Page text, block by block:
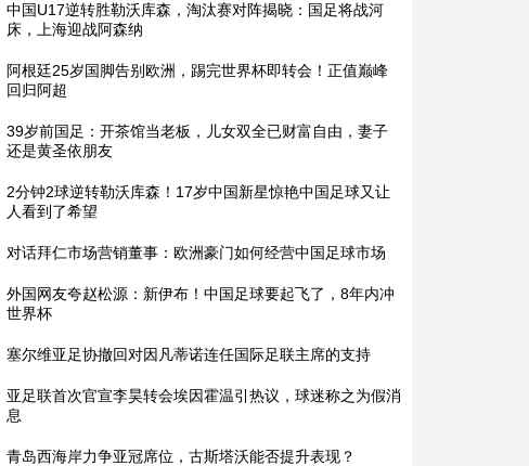
中国U17逆转胜勒沃库森，淘汰赛对阵揭晓：国足将战河
床，上海迎战阿森纳
阿根廷25岁国脚告别欧洲，踢完世界杯即转会！正值巅峰
回归阿超
39岁前国足：开茶馆当老板，儿女双全已财富自由，妻子
还是黄圣依朋友
2分钟2球逆转勒沃库森！17岁中国新星惊艳中国足球又让
人看到了希望
对话拜仁市场营销董事：欧洲豪门如何经营中国足球市场
外国网友夸赵松源：新伊布！中国足球要起飞了，8年内冲
世界杯
塞尔维亚足协撤回对因凡蒂诺连任国际足联主席的支持
亚足联首次官宣李昊转会埃因霍温引热议，球迷称之为假消
息
青岛西海岸力争亚冠席位，古斯塔沃能否提升表现？